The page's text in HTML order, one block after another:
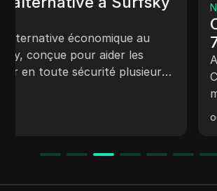
Navigateur anti-détection
ChatGPT débloqué pour
7+ façons éprouvées
ChatGPT en toute
2025
Apprenez à accéder en toute
ChatGPT débloqué pour l’école
méthodes éprouvées,
confidentialité, la sécurité et une